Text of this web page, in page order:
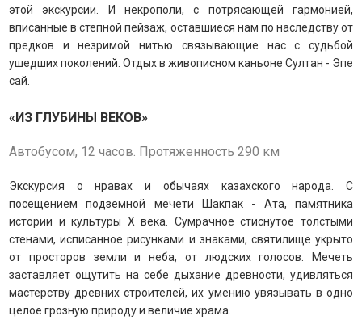
этой экскурсии. И некрополи, с потрясающей гармонией,
вписанные в степной пейзаж, оставшиеся нам по наследству от
предков и незримой нитью связывающие нас с судьбой
ушедших поколений. Отдых в живописном каньоне Султан - Эпе
сай.
«ИЗ ГЛУБИНЫ ВЕКОВ»
Автобусом, 12 часов. Протяженность 290 км
Экскурсия о нравах и обычаях казахского народа. С
посещением подземной мечети Шакпак - Ата, памятника
истории и культуры Х века. Сумрачное стиснутое толстыми
стенами, исписанное рисунками и знаками, святилище укрыто
от просторов земли и неба, от людских голосов.
Мечеть
заставляет ощутить на себе дыхание древности, удивляться
мастерству древних строителей, их умению увязывать в одно
целое грозную природу и величие храма.